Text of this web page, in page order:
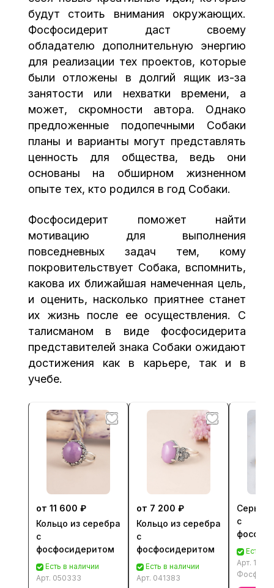
будут стоить внимания окружающих.
Фосфосидерит даст своему
обладателю дополнительную энергию
для реализации тех проектов, которые
были отложены в долгий ящик из-за
занятости или нехватки времени, а
может, скромности автора. Однако
предложенные подопечными Собаки
планы и варианты могут представлять
ценность для общества, ведь они
основаны на обширном жизненном
опыте тех, кто родился в год Собаки.
Фосфосидерит поможет найти
мотивацию для выполнения
повседневных задач тем, кому
покровительствует Собака, вспомнить,
какова их ближайшая намеченная цель,
и оценить, насколько приятнее станет
их жизнь после ее осуществления. С
талисманом в виде фосфосидерита
представителей знака Собаки ожидают
достижения как в карьере, так и в
учебе.
от 11 600 ₽
Кольцо из серебра
с
фосфосидеритом
Есть в наличии
Арт. 050333
от 7 200 ₽
Кольцо из серебра
с
фосфосидеритом
Есть в наличии
Арт. 041383
Серьги
с
Есть в
Арт.